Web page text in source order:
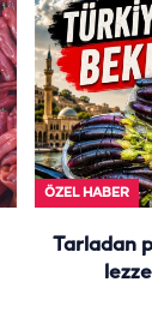
ÖZEL HABER
Tarladan